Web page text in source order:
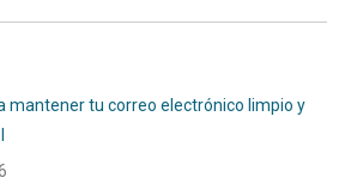
mantener tu correo electrónico limpio y